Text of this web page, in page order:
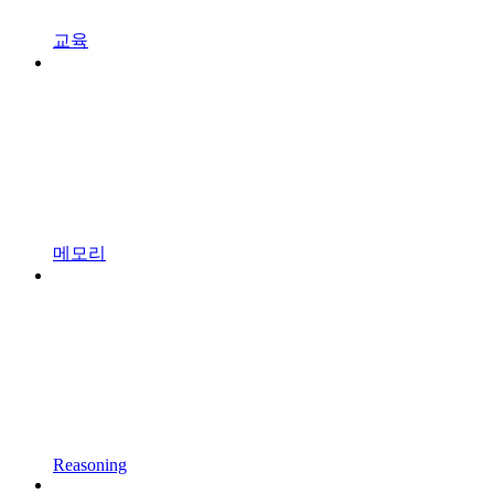
교육
메모리
Reasoning